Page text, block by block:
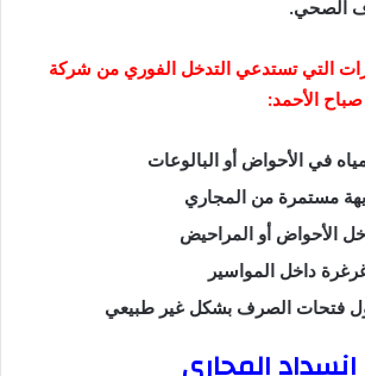
الصحي.
التي تستدعي التدخل الفوري من شركة
الأحمد:
في الأحواض أو البالوعات
مستمرة من المجاري
الأحواض أو المراحيض
داخل المواسير
فتحات الصرف بشكل غير طبيعي